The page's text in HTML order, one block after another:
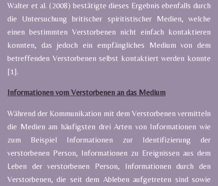
Walter et al. (2008) bestätigte dieses Ergebnis ebenfalls durch
die Untersuchung britischer spiritistischer Medien, welche
einen bestimmten Verstorbenen nicht einfach kontaktieren
konnten, das jedoch ein empfängliches Medium von dem
betreffenden Verstorbenen selbst kontaktiert werden konnte
[1].
Informationen vom Verstorbenen an das Medium
Während der Kommunikation mit dem Verstorbenen vermitteln
die Medien am häufigsten drei Arten von Informationen wie
zum Beispiel Informationen zur Identifizierung der
verstorbenen Person, Informationen zu Ereignissen aus dem
Leben der verstorbenen Person, Informationen durch den
Verstorbenen, die seit dem Ableben aufgetreten sind sowie